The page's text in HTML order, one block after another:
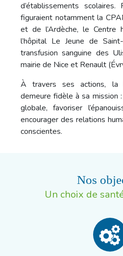
d’établissements
figuraient notamment la
et de l’Ardèche, le Centre
l’hôpital Le Jeune de
transfusion sanguine des
mairie de Nice et Renault
À travers ses actions,
demeure fidèle à sa mission
globale, favoriser
encourager des relations
conscientes.
Nos
Un choix de